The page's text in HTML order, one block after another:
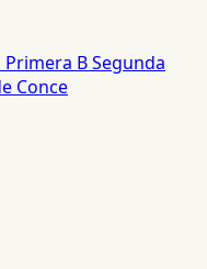
Primera BSegunda
Conce